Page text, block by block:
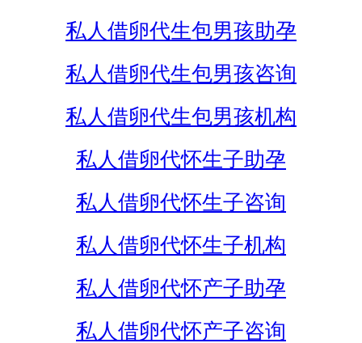
私人借卵代生包男孩助孕
私人借卵代生包男孩咨询
私人借卵代生包男孩机构
私人借卵代怀生子助孕
私人借卵代怀生子咨询
私人借卵代怀生子机构
私人借卵代怀产子助孕
私人借卵代怀产子咨询